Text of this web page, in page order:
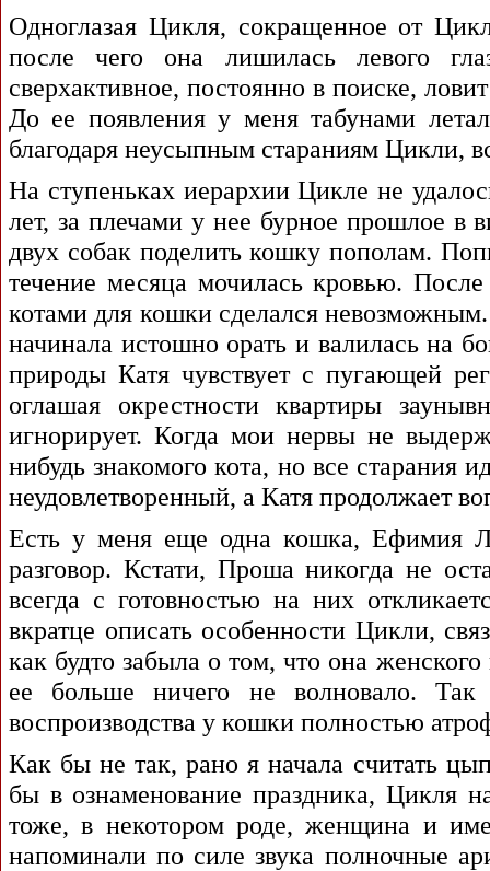
Одноглазая Цикля, сокращенное от
после чего она лишилась левого
сверхактивное, постоянно в поиске,
До ее появления у меня табунами
благодаря неусыпным стараниям Цикли,
На ступеньках иерархии Цикле не
лет, за плечами у нее бурное прошлое в
двух собак поделить кошку пополам.
течение месяца мочилась кровью.
котами для кошки сделался
начинала истошно орать и валилась на
природы Катя чувствует с пугающей
оглашая окрестности квартиры
игнорирует. Когда мои нервы не
нибудь знакомого кота, но все старания
неудовлетворенный, а Катя продолжает
Есть у меня еще одна кошка, Ефимия
разговор. Кстати, Проша никогда не
всегда с готовностью на них
вкратце описать особенности Цикли,
как будто забыла о том, что она
ее больше ничего не волновало.
воспроизводства у кошки полностью
Как бы не так, рано я начала считать
бы в ознаменование праздника, Цикля
тоже, в некотором роде, женщина и
напоминали по силе звука полночные